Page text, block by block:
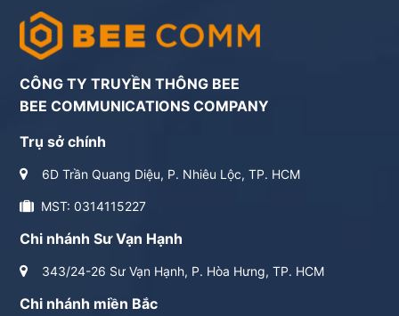
CÔNG TY TRUYỀN THÔNG BEE
BEE COMMUNICATIONS COMPANY
Trụ sở chính
6D Trần Quang Diệu, P. Nhiêu Lộc, TP. HCM
MST: 0314115227
Chi nhánh Sư Vạn Hạnh
343/24-26 Sư Vạn Hạnh, P. Hòa Hưng, TP. HCM
Chi nhánh miền Bắc